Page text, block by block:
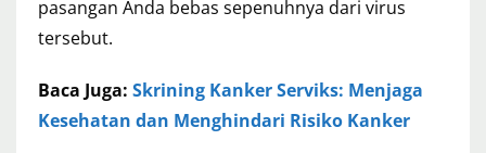
pasangan Anda bebas sepenuhnya dari virus
tersebut.
Baca Juga: Skrining Kanker Serviks: Menjaga
Kesehatan dan Menghindari Risiko Kanker